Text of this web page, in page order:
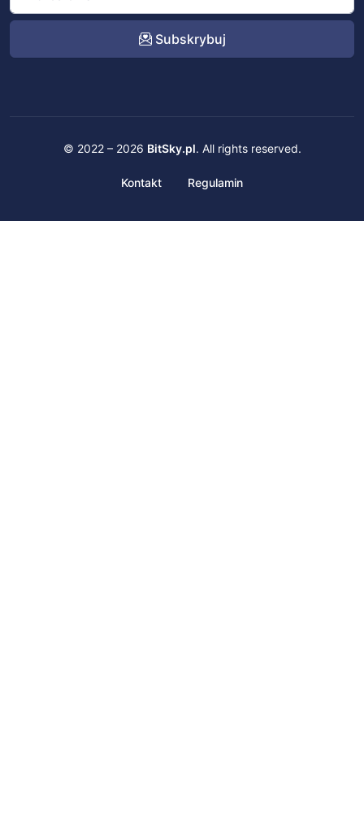
Subskrybuj
© 2022 – 2026 BitSky.pl. All rights reserved.
Kontakt Regulamin